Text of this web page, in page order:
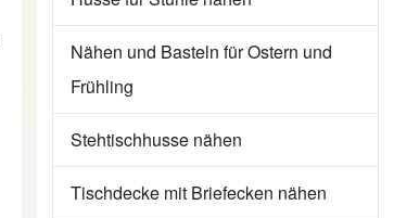
Nähen und Basteln für Ostern und
Frühling
Stehtischhusse nähen
Tischdecke mit Briefecken nähen